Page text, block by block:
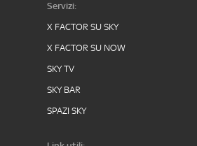
Servizi:
X FACTOR SU SKY
X FACTOR SU NOW
SKY TV
SKY BAR
SPAZI SKY